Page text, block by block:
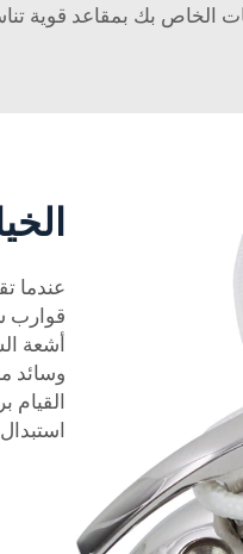
الخاص بك بمقاعد
عندما
قوارب
أشعة
وسائد
القيام